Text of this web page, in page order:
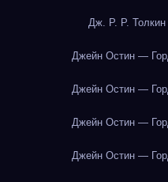
Дж. Р. Р.
Джейн Остин —
Джейн Остин —
Джейн Остин —
Джейн Остин —